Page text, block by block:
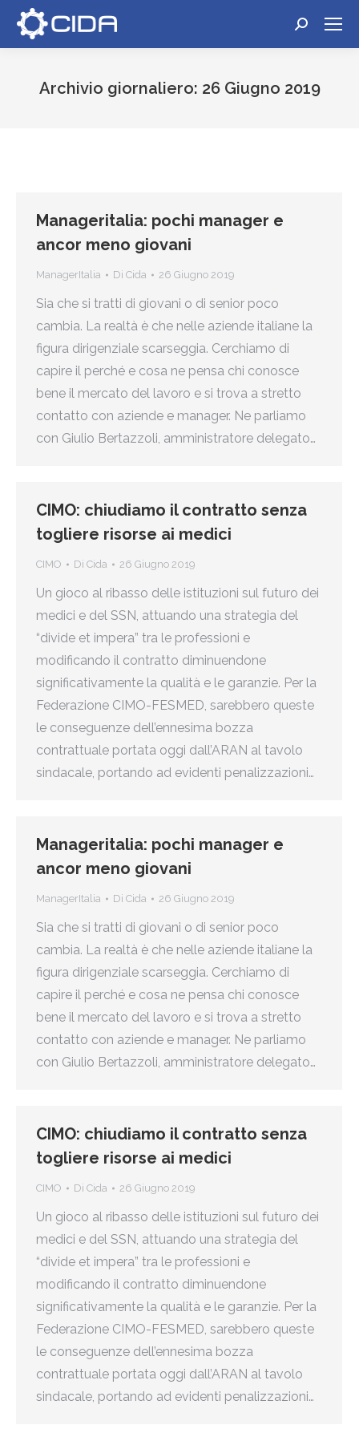
Cerca:
Archivio giornaliero: 26 Giugno 2019
Manageritalia: pochi manager e
ancor meno giovani
ManagerItalia Di Cida 26 Giugno 2019
Sia che si tratti di giovani o di senior poco
cambia. La realtà è che nelle aziende italiane la
figura dirigenziale scarseggia. Cerchiamo di
capire il perché e cosa ne pensa chi conosce
bene il mercato del lavoro e si trova a stretto
contatto con aziende e manager. Ne parliamo
con Giulio Bertazzoli, amministratore delegato…
CIMO: chiudiamo il contratto senza
togliere risorse ai medici
CIMO Di Cida 26 Giugno 2019
Un gioco al ribasso delle istituzioni sul futuro dei
medici e del SSN, attuando una strategia del
“divide et impera” tra le professioni e
modificando il contratto diminuendone
significativamente la qualità e le garanzie. Per la
Federazione CIMO-FESMED, sarebbero queste
le conseguenze dell’ennesima bozza
contrattuale portata oggi dall’ARAN al tavolo
sindacale, portando ad evidenti penalizzazioni…
Manageritalia: pochi manager e
ancor meno giovani
ManagerItalia Di Cida 26 Giugno 2019
Sia che si tratti di giovani o di senior poco
cambia. La realtà è che nelle aziende italiane la
figura dirigenziale scarseggia. Cerchiamo di
capire il perché e cosa ne pensa chi conosce
bene il mercato del lavoro e si trova a stretto
contatto con aziende e manager. Ne parliamo
con Giulio Bertazzoli, amministratore delegato…
CIMO: chiudiamo il contratto senza
togliere risorse ai medici
CIMO Di Cida 26 Giugno 2019
Un gioco al ribasso delle istituzioni sul futuro dei
medici e del SSN, attuando una strategia del
“divide et impera” tra le professioni e
modificando il contratto diminuendone
significativamente la qualità e le garanzie. Per la
Federazione CIMO-FESMED, sarebbero queste
le conseguenze dell’ennesima bozza
contrattuale portata oggi dall’ARAN al tavolo
sindacale, portando ad evidenti penalizzazioni…